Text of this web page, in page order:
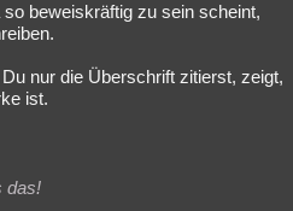
beweiskräftig zu sein scheint,
nur die Überschrift zitierst, zeigt,
ist.
das!